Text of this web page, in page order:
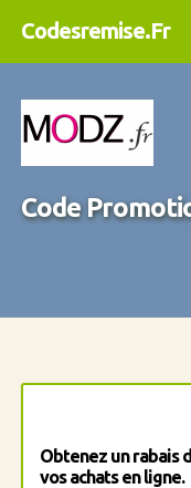
Codesremise.Fr
Code
Obtenez un rabais
vos achats en ligne.